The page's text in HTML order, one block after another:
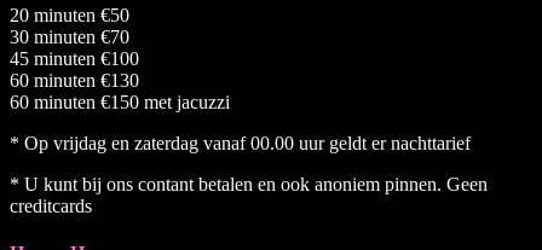
20 minuten €50
30 minuten €70
45 minuten €100
60 minuten €130
60 minuten €150 met jacuzzi
* Op vrijdag en zaterdag vanaf 00.00 uur geldt er nachttarief
* U kunt bij ons contant betalen en ook anoniem pinnen. Geen
creditcards